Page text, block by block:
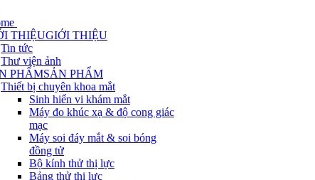
GIỚI THIỆU
Tin tức
Thư viện ảnh
SẢN PHẨM
Thiết bị chuyên khoa mắt
Sinh hiển vi khám mắt
Máy đo khúc xạ & độ cong giác
mạc
Máy soi đáy mắt & soi bóng
đồng tử
Bộ kính thử thị lực
Bảng thử thị lực